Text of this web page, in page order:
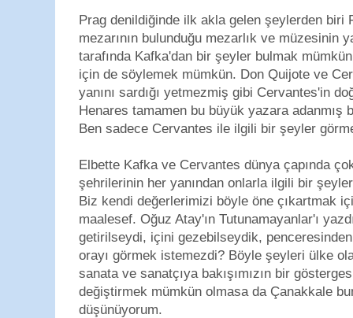
Prag denildiğinde ilk akla gelen şeylerden biri
mezarının bulunduğu mezarlık ve müzesinin
tarafında Kafka'dan bir şeyler bulmak
için de söylemek mümkün. Don Quijote ve
yanını sardığı yetmezmiş gibi Cervantes'in
Henares tamamen bu büyük yazara adanmış
Ben sadece Cervantes ile ilgili bir şeyler
Elbette Kafka ve Cervantes dünya çapında
şehrilerinin her yanından onlarla ilgili bir şeyler
Biz kendi değerlerimizi böyle öne çıkartmak
maalesef. Oğuz Atay'ın Tutunamayanlar'ı
getirilseydi, içini gezebilseydik,
orayı görmek istemezdi? Böyle şeyleri ülke
sanata ve sanatçıya bakışımızın bir
değiştirmek mümkün olmasa da Çanakkale
düşünüyorum.